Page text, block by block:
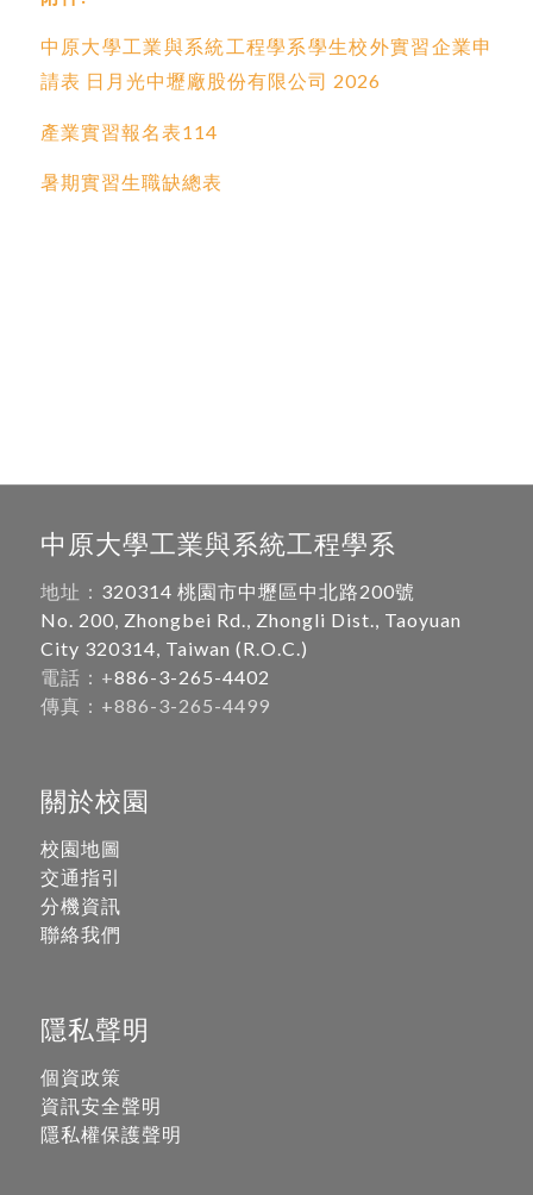
中原大學工業與系統工程學系學生校外實習企業申
請表 日月光中壢廠股份有限公司 2026
產業實習報名表114
暑期實習生職缺總表
中原大學工業與系統工程學系
地址： 320314 桃園市中壢區中北路200號
No. 200, Zhongbei Rd., Zhongli Dist., Taoyuan
City 320314, Taiwan (R.O.C.)
電話：+886-3-265-4402
傳真：+886-3-265-4499
關於校園
校園地圖
交通指引
分機資訊
聯絡我們
隱私聲明
個資政策
資訊安全聲明
隱私權保護聲明